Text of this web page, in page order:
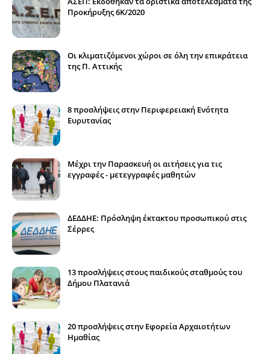
Προκήρυξης 6Κ/2020
Οι κλιματιζόμενοι χώροι σε όλη την επικράτεια
της Π. Αττικής
8 προσλήψεις στην Περιφερειακή Ενότητα
Ευρυτανίας
Μέχρι την Παρασκευή οι αιτήσεις για τις
εγγραφές - μετεγγραφές μαθητών
ΔΕΔΔΗΕ: Πρόσληψη έκτακτου προσωπικού στις
Σέρρες
13 προσλήψεις στους παιδικούς σταθμούς του
Δήμου Πλατανιά
20 προσλήψεις στην Εφορεία Αρχαιοτήτων
Ημαθίας